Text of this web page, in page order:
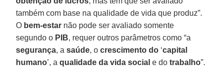
também com base na qualidade de vida que produz”.
O bem-estar não pode ser avaliado somente
segundo o PIB, requer outros parâmetros como “a
segurança, a saúde, o crescimento do ‘capital
humano’, a qualidade da vida social e do trabalho”.